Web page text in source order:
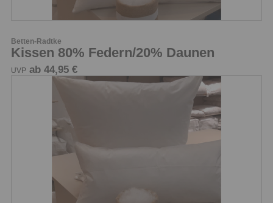
Betten-Radtke
Kissen 80% Federn/20% Daunen
UVP ab 44,95 €